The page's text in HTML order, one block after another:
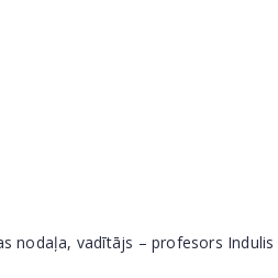
nodaļa, vadītājs – profesors Indulis